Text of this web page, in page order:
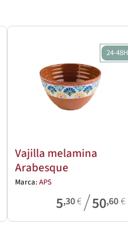
24-48H
Vajilla melamina
Arabesque
Marca:APS
5,30€/50,60€